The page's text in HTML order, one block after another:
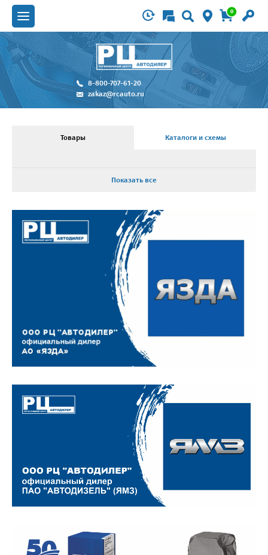
0
8-800-707-61-20
zakaz@rcauto.ru
Товары Каталоги и схемы
Показать все